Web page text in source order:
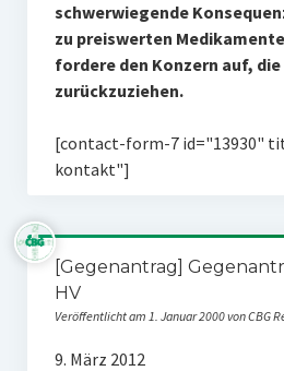
schwerwiegende
zu preiswerten
fordere den Konzern auf,
zurückzuziehen.
[contact-form-7 id="13930"
kontakt"]
[Gegenantrag]
HV
Veröffentlicht am 1. Januar 2000 von CBG
9. März 2012